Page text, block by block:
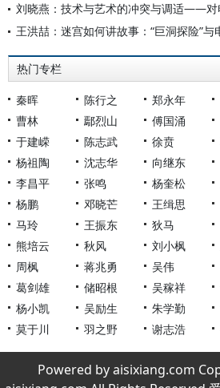
刘晓燕：技术与艺术的冲突与调适——对
王洪喆：迷宫如何讲故事：“巨洞探险”
热门专栏
秦晖 陈行之 郑永年
曹林
鄢烈山 傅国涌
于建嵘
陈志武 徐贲
杨祖陶
沈志华 向继东
李昌平
张鸣 杨奎松
杨鹏
邓晓芒 王缉思
马玲
王振东 狄马
熊培云
秋风 刘小枫
周枫
蒋兆勇 吴伟
葛剑雄
储昭根 吴稼祥
杨小凯
吴励生 朱学勤
莫于川
羽之野 谢志浩
Powered by aisixiang.com